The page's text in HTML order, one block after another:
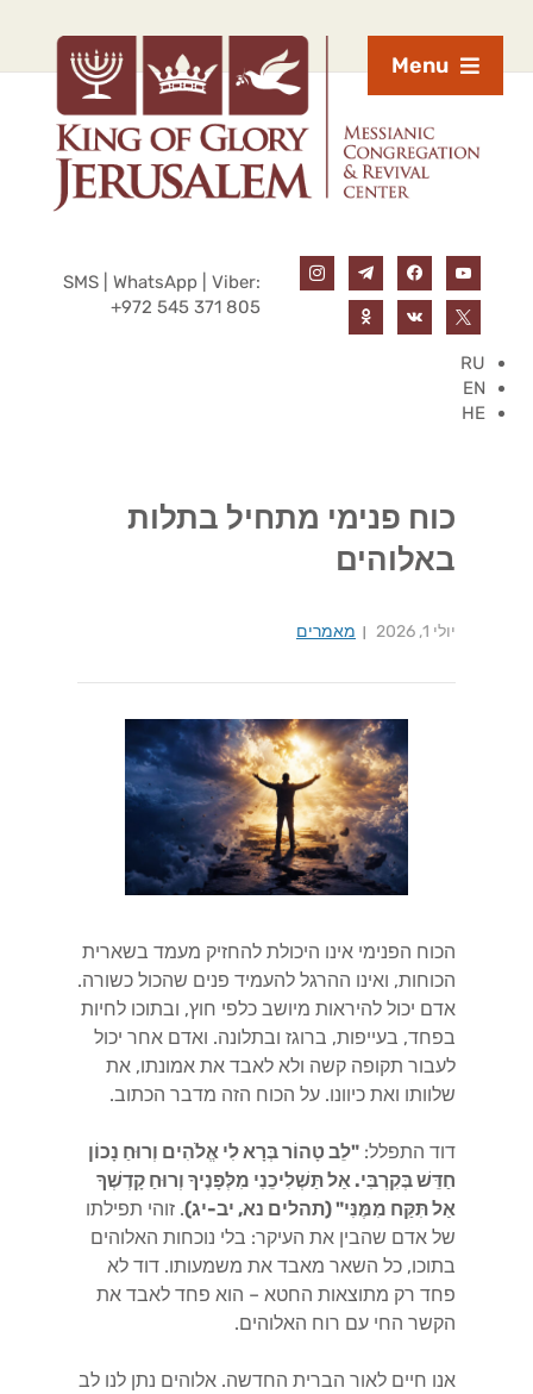
Menu
SMS | WhatsApp | Viber:
+972 545 371 805
RU
EN
HE
כוח פנימי מתחיל בתלות
באלוהים
יולי 1, 2026 מאמרים
הכוח הפנימי אינו היכולת להחזיק מעמד בשארית
הכוחות, ואינו ההרגל להעמיד פנים שהכול כשורה.
אדם יכול להיראות מיושב כלפי חוץ, ובתוכו לחיות
בפחד, בעייפות, ברוגז ובתלונה. ואדם אחר יכול
לעבור תקופה קשה ולא לאבד את אמונתו, את
שלוותו ואת כיוונו. על הכוח הזה מדבר הכתוב.
דוד התפלל: "לֵב טָהוֹר בְּרָא לִי אֱלֹהִים וְרוּחַ נָכוֹן
חַדֵּשׁ בְּקִרְבִּי. אַל תַּשְׁלִיכֵנִי מִלְּפָנֶיךָ וְרוּחַ קָדְשְׁךָ
אַל תִּקַּח מִמֶּנִּי" (תהלים נא, יב-יג). זוהי תפילתו
של אדם שהבין את העיקר: בלי נוכחות האלוהים
בתוכו, כל השאר מאבד את משמעותו. דוד לא
פחד רק מתוצאות החטא – הוא פחד לאבד את
הקשר החי עם רוח האלוהים.
אנו חיים לאור הברית החדשה. אלוהים נתן לנו לב